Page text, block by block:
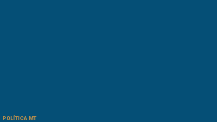
POLÍTICA MT